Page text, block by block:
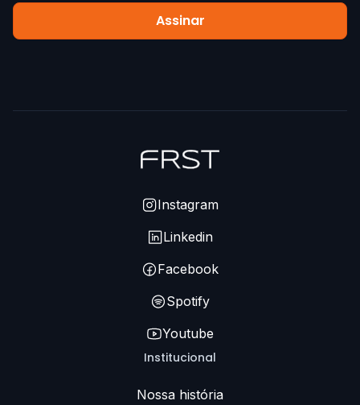
Instagram
Linkedin
Facebook
Spotify
Youtube
Institucional
Nossa história